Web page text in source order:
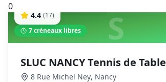
0
S
4.4 (17)
7créneaux libres
SLUC NANCY Tennis de Table
8 Rue Michel Ney, Nancy